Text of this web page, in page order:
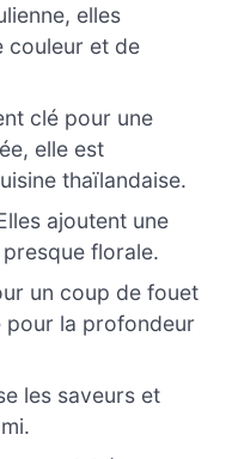
elles
couleur et de
clé pour une
elle est
thaïlandaise.
ajoutent une
florale.
un coup de fouet
pour la profondeur
les saveurs et